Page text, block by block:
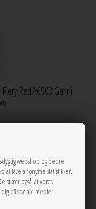
webshop og bedre
lave anonyme statistikker,
sikrer også, at vores
på sociale medier,
Red A6903 Ganni